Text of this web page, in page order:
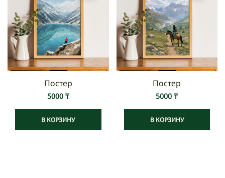
Доставка курьерской компанией Rika — от 1 до 4
рабочих дней.
Стоимость доставки по тарифам курьерской
компании.
Международная доставка осуществляется от СДЭК
по тарифам курьерской компании.
Постер
5000 ₸
В КОРЗИНУ
Постер
5000₸
В КОРЗИНУ